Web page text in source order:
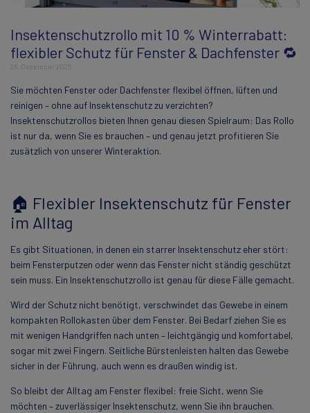
Insektenschutzrollo mit 10 % Winterrabatt:
flexibler Schutz für Fenster & Dachfenster 🔁
26. Dezember 2025
Sie möchten Fenster oder Dachfenster flexibel öffnen, lüften und
reinigen – ohne auf Insektenschutz zu verzichten?
Insektenschutzrollos bieten Ihnen genau diesen Spielraum: Das Rollo
ist nur da, wenn Sie es brauchen – und genau jetzt profitieren Sie
zusätzlich von unserer Winteraktion.
🏠 Flexibler Insektenschutz für Fenster
im Alltag
Es gibt Situationen, in denen ein starrer Insektenschutz eher stört:
beim Fensterputzen oder wenn das Fenster nicht ständig geschützt
sein muss. Ein Insektenschutzrollo ist genau für diese Fälle gemacht.
Wird der Schutz nicht benötigt, verschwindet das Gewebe in einem
kompakten Rollokasten über dem Fenster. Bei Bedarf ziehen Sie es
mit wenigen Handgriffen nach unten – leichtgängig und komfortabel,
sogar mit zwei Fingern. Seitliche Bürstenleisten halten das Gewebe
sicher in der Führung, auch wenn es draußen windig ist.
So bleibt der Alltag am Fenster flexibel: freie Sicht, wenn Sie
möchten – zuverlässiger Insektenschutz, wenn Sie ihn brauchen.